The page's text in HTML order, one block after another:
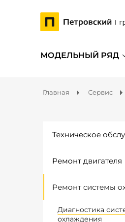
МОДЕЛЬНЫЙ РЯД
Главная Сервис
Техническое
Ремонт двигателя
Ремонт системы
Диагностика
охлаждения